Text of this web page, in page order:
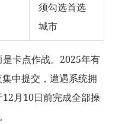
须勾选首选
城市
卡点作战。2025年有
中提交，遭遇系统拥
月10日前完成全部操